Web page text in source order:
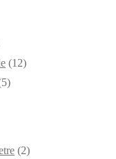
(12)
(2)